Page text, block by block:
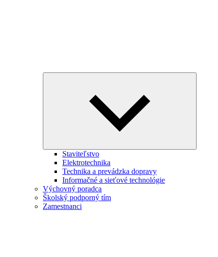
Staviteľstvo
Elektrotechnika
Technika a prevádzka dopravy
Informačné a sieťové technológie
Výchovný poradca
Školský podporný tím
Zamestnanci